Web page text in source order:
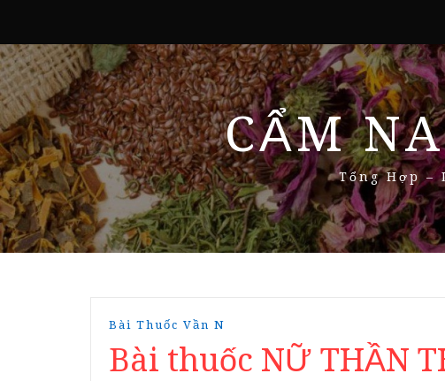
CẨM
Tổng Hợp –
Bài Thuốc Vần N
Bài thuốc NỮ THẦN